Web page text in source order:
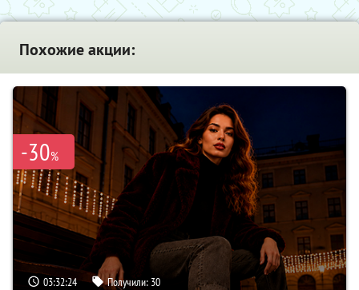
Похожие акции:
-30%
03:32:23 Получили: 30